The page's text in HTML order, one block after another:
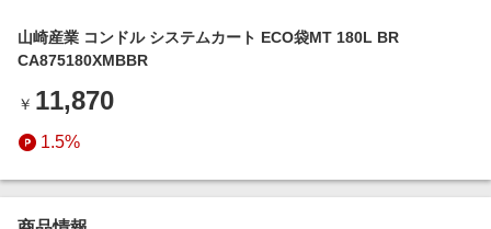
エンタメ
インテリア・寝具
ペット・花・DIY・車
旅行・レジャー・ホテル予約
生活・お役立ち
楽天サービス特集
旅行特集
お中元特集2026
とことん買い物チャレンジ
山崎産業 コンドル システムカート ECO袋MT 180L BR
CA875180XMBBR
￥ 11,870
1.5%